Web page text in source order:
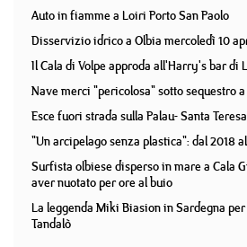
Auto in fiamme a Loiri Porto San Paolo
Disservizio idrico a Olbia mercoledì 10
Il Cala di Volpe approda all'Harry's bar di
Nave merci "pericolosa" sotto sequestro
Esce fuori strada sulla Palau- Santa
"Un arcipelago senza plastica": dal 2018
Surfista olbiese disperso in mare a Cala
aver nuotato per ore al buio
La leggenda Miki Biasion in Sardegna
Tandalò